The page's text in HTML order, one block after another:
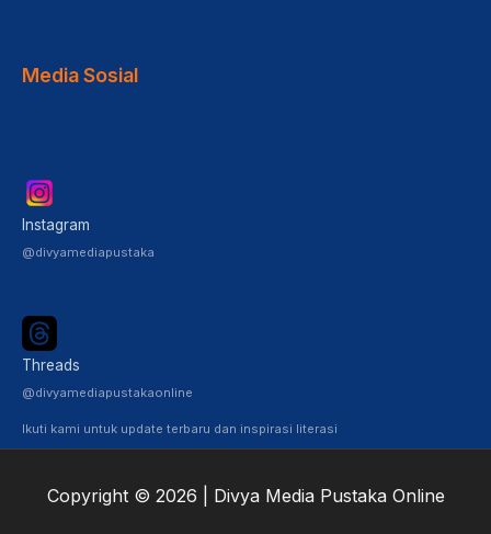
Media Sosial
Instagram
@divyamediapustaka
Threads
@divyamediapustakaonline
Ikuti kami untuk update terbaru dan inspirasi literasi
Copyright © 2026 | Divya Media Pustaka Online